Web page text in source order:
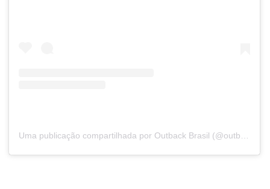
Uma publicação compartilhada por Outback Brasil (@outbackbrasil)